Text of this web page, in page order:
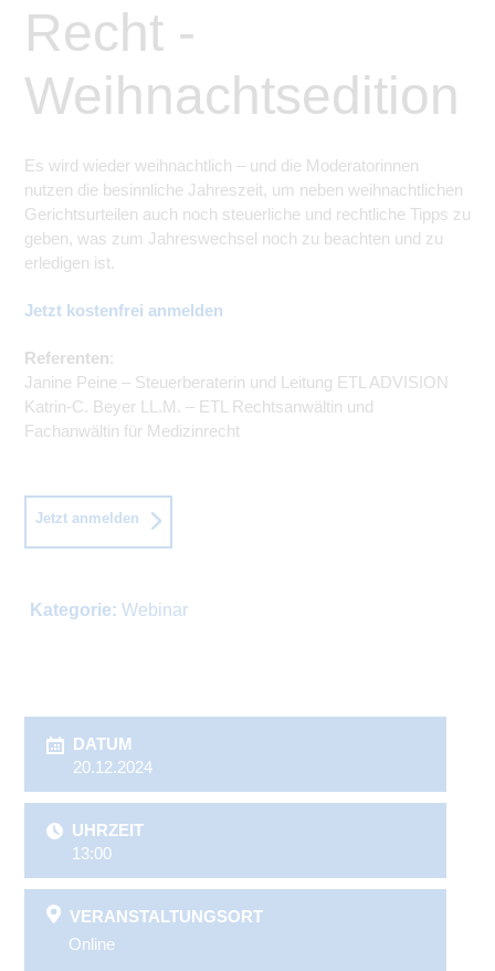
Recht -
Weihnachtsedition
Es wird wieder weihnachtlich – und die Moderatorinnen
nutzen die besinnliche Jahreszeit, um neben weihnachtlichen
Gerichtsurteilen auch noch steuerliche und rechtliche Tipps zu
geben, was zum Jahreswechsel noch zu beachten und zu
erledigen ist.
Jetzt kostenfrei anmelden
Referenten:
Janine Peine – Steuerberaterin und Leitung ETL ADVISION
Katrin-C. Beyer LL.M. – ETL Rechtsanwältin und
Fachanwältin für Medizinrecht
Jetzt anmelden
Kategorie: Webinar
DATUM
20.12.2024
UHRZEIT
13:00
VERANSTALTUNGSORT
Online